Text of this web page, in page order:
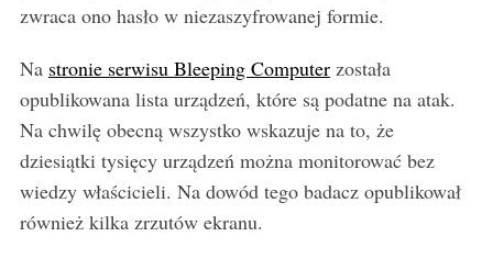
zwraca ono hasło w niezaszyfrowanej formie.
Na stronie serwisu Bleeping Computerzostała
opublikowana lista urządzeń, które są podatne na atak.
Na chwilę obecną wszystko wskazuje na to, że
dziesiątki tysięcy urządzeń można monitorować bez
wiedzy właścicieli. Na dowód tego badacz opublikował
również kilka zrzutów ekranu.